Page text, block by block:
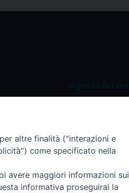
della Preghiera
altre finalità ("interazioni e
come specificato nella
avere maggiori informazioni sui
informativa proseguirai la